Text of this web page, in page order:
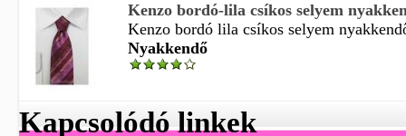
Kenzo bordó-lila csíkos selyem
Kenzo bordó lila csíkos selyem
Nyakkendő
Kapcsolódó linkek